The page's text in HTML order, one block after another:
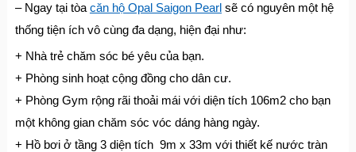
– Ngay tại tòa căn hộ Opal Saigon Pearlsẽ có nguyên một hệ
thống tiện ích vô cùng đa dạng, hiện đại như:
+ Nhà trẻ chăm sóc bé yêu của bạn.
+ Phòng sinh hoạt cộng đồng cho dân cư.
+ Phòng Gym rộng rãi thoải mái với diện tích 106m2 cho bạn
một không gian chăm sóc vóc dáng hàng ngày.
+ Hồ bơi ở tầng 3 diện tích 9m x 33m với thiết kế nước tràn